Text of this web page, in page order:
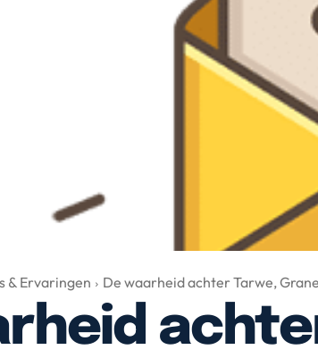
Top 5 van Valerie
Health & Beauty
& Ervaringen De waarheid achter Tarwe,